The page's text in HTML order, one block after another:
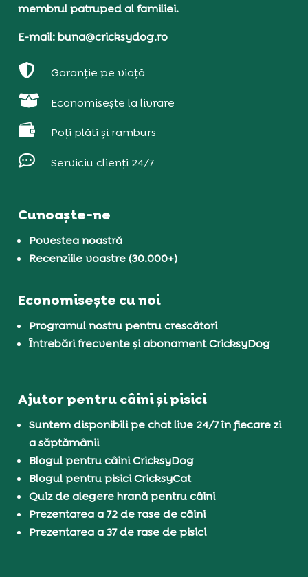
membrul patruped al familiei.
E-mail: buna@cricksydog.ro
 Garanție pe viață
 Economisește la livrare
 Poți plăti și ramburs
 Serviciu clienți 24/7
Cunoaște-ne
Povestea noastră
Recenziile voastre (30.000+)
Economisește cu noi
Programul nostru pentru crescători
Întrebări frecvente și abonament CricksyDog
Ajutor pentru câini și pisici
Suntem disponibili pe chat live 24/7 în fiecare zi
a săptămânii
Blogul pentru câini CricksyDog
Blogul pentru pisici CricksyCat
Quiz de alegere hrană pentru câini
Prezentarea a 72 de rase de câini
Prezentarea a 37 de rase de pisici